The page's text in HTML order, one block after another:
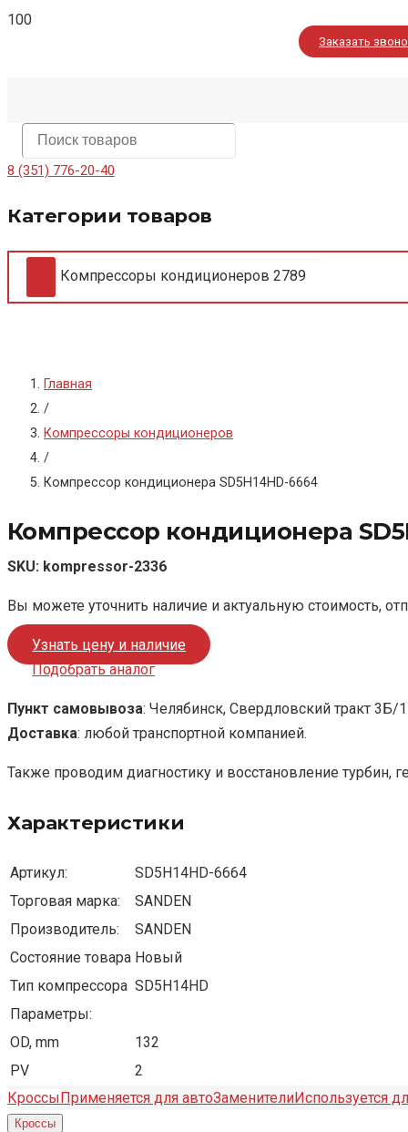
Заказать
8 (351) 776-20-40
Категории товаров
Компрессоры кондиционеров 2789
Главная
/
Компрессоры кондиционеров
/
Компрессор кондиционера SD5H14HD-6664
Компрессор кондиционера
SKU: kompressor-2336
Вы можете уточнить наличие и актуальную стоимость,
Узнать цену и наличие
Подобрать аналог
Пункт самовывоза: Челябинск, Свердловский тракт 3Б/1
Доставка: любой транспортной компанией.
Также проводим диагностику и восстановление турбин,
Характеристики
Артикул:
SD5H14HD-6664
Торговая марка:
SANDEN
Производитель:
SANDEN
Состояние товара Новый
Тип компрессора SD5H14HD
Параметры:
OD, mm
132
PV
2
Кроссы Применяется для автоЗаменителиИспользуется
Кроссы